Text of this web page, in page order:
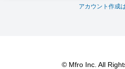
アカウント作成
© Mfro Inc. All